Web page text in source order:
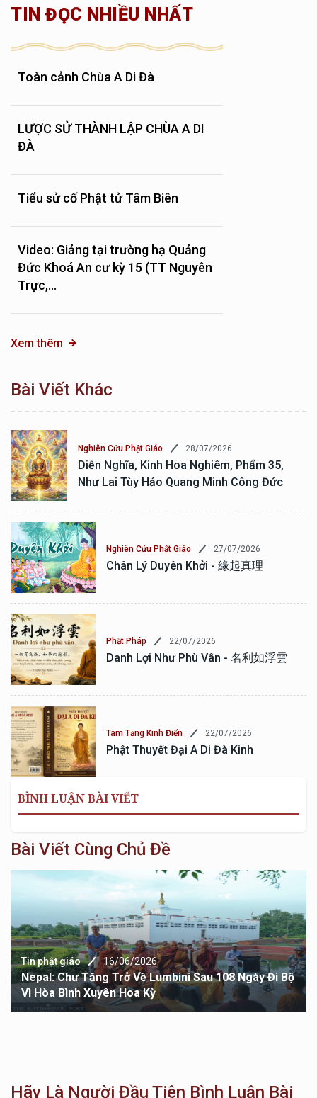
TIN ĐỌC NHIỀU NHẤT
Toàn cảnh Chùa A Di Đà
LƯỢC SỬ THÀNH LẬP CHÙA A DI
ĐÀ
Tiểu sử cố Phật tử Tâm Biên
Video: Giảng tại trường hạ Quảng
Đức Khoá An cư kỳ 15 (TT Nguyên
Trực,...
Xem thêm
Bài Viết Khác
Nghiên Cứu Phật Giáo 28/07/2026
Diễn Nghĩa, Kinh Hoa Nghiêm, Phẩm 35,
Như Lai Tùy Hảo Quang Minh Công Đức
Nghiên Cứu Phật Giáo 27/07/2026
Chân Lý Duyên Khởi - 緣起真理
Phật Pháp 22/07/2026
Danh Lợi Như Phù Vân - 名利如浮雲
Tam Tạng Kinh Điển 22/07/2026
Phật Thuyết Đại A Di Đà Kinh
BÌNH LUẬN BÀI VIẾT
Bài Viết Cùng Chủ Đề
Tin phật giáo 16/06/2026
Nepal: Chư Tăng Trở Về Lumbini Sau 108 Ngày Đi Bộ
Vì Hòa Bình Xuyên Hoa Kỳ
Hãy Là Người Đầu Tiên Bình Luận Bài